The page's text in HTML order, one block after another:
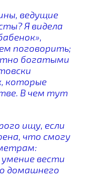
ведущие
Я видела
поговорить;
богатыми
которые
В чем тут
ищу, если
что смогу
вести
домашнего